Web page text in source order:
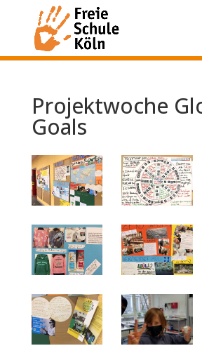
Projektwoche
Goals